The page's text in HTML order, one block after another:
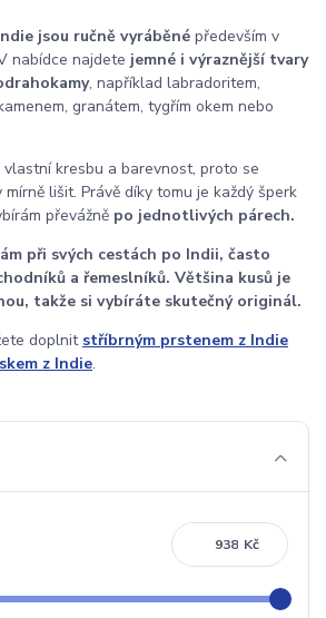
jsou ručně vyráběné především v
nabídce najdete jemné i výraznější tvary
, například labradoritem,
granátem, tygřím okem nebo
vlastní kresbu a barevnost, proto se
lišit. Právě díky tomu je každý šperk
převážně po jednotlivých párech.
při svých cestách po Indii, často
a řemeslníků. Většina kusů je
takže si vybíráte skutečný originál.
doplnit stříbrným prstenem z Indie
z Indie.
Kč